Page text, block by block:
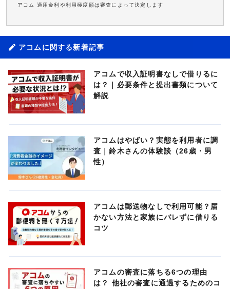
アコム 適用金利や利用極度額は審査によって決定します
アコムに関する新着記事
アコムで収入証明書なしで借りるに
は？｜必要条件と提出書類について
解説
アコムはやばい？実態を利用者に調
査｜鈴木さんの体験談（26歳・男
性）
アコムは郵送物なしで利用可能？届
かない方法と家族にバレずに借りる
コツ
アコムの審査に落ちる6つの理由
は？ 他社の審査に通過するためのコ